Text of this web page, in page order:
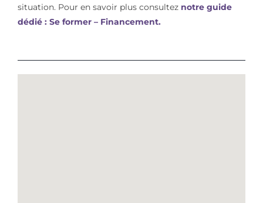
situation. Pour en savoir plus consulteznotre guide
dédié : Se former – Financement.